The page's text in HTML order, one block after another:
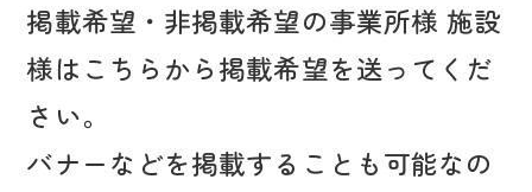
掲載希望・非掲載希望の事業所様 施設
様はこちらから掲載希望を送ってくだ
さい。
バナーなどを掲載することも可能なの